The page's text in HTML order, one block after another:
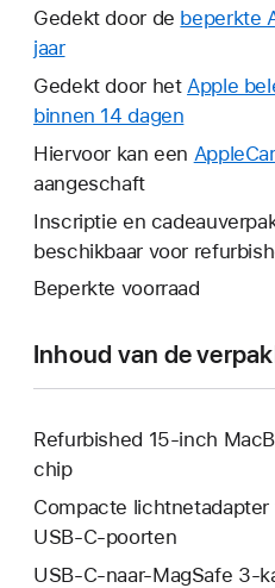
Gedekt door de beperkte
jaarHierdoor
wordt
er
nieuw
venster
geopend.
Gedekt door het Apple
binnen 14 dagen
wordt
nieuw
venster
geopend.
Hiervoor kan een
aangeschaft
Inscriptie en
beschikbaar voor
Beperkte voorraad
Inhoud van de
Refurbished 15-inch
chip
Compacte
USB‑C-poorten
USB‑C-naar-MagSafe 3-